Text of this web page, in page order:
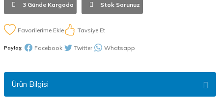
3 Günde Kargoda Stok Sorunuz
Tavsiye Et
Paylaş: Facebook Twitter Whatsapp
Ürün Bilgisi